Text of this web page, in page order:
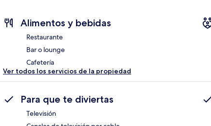
Alimentos y bebidas
Restaurante
Bar o lounge
Cafetería
Ver todos los servicios de la propiedad
Para que te diviertas
Televisión